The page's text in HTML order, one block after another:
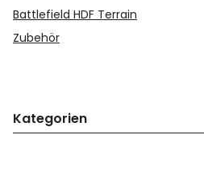
Battlefield HDF Terrain
Zubehör
Kategorien